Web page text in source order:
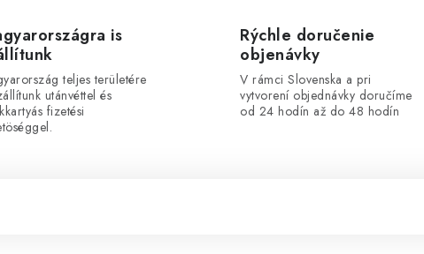
is
teljes területére
utánvéttel és
fizetési
Rýchle doručenie
objenávky
V rámci Slovenska a pri
vytvorení objednávky doručíme
od 24 hodín až do 48 hodín